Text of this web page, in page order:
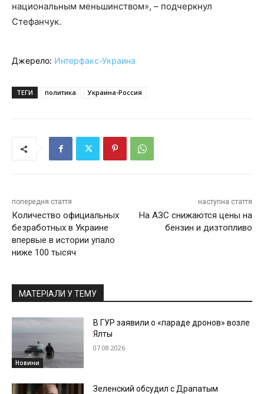
национальным меньшинством», – подчеркнул
Стефанчук.
Джерело: Интерфакс-Украина
ТЕГИ политика Украина-Россия
попередня стаття
Количество официальных
безработных в Украине
впервые в истории упало
ниже 100 тысяч
наступна стаття
На АЗС снижаются цены на
бензин и дизтопливо
МАТЕРІАЛИ У ТЕМУ
Новини
В ГУР заявили о «параде дронов» возле
Ялты
07.08.2026
Зеленский обсудил с Драпатым